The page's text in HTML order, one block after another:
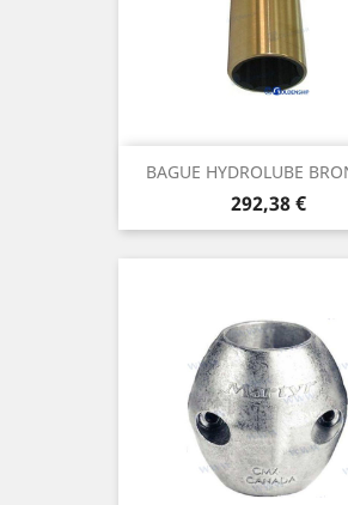
BAGUE HYDROLUBE
Prix
292,38 €